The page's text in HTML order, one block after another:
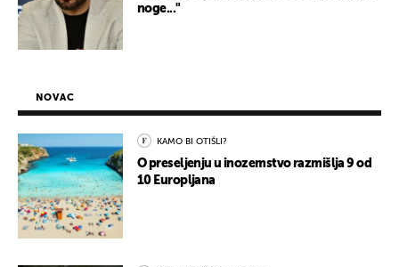
noge..."
NOVAC
KAMO BI OTIŠLI?
O preseljenju u inozemstvo razmišlja 9 od
10 Europljana